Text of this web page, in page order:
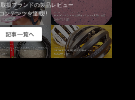
扱ブランドの製品レビュー
ンテンツを連載!!
記事一覧へ